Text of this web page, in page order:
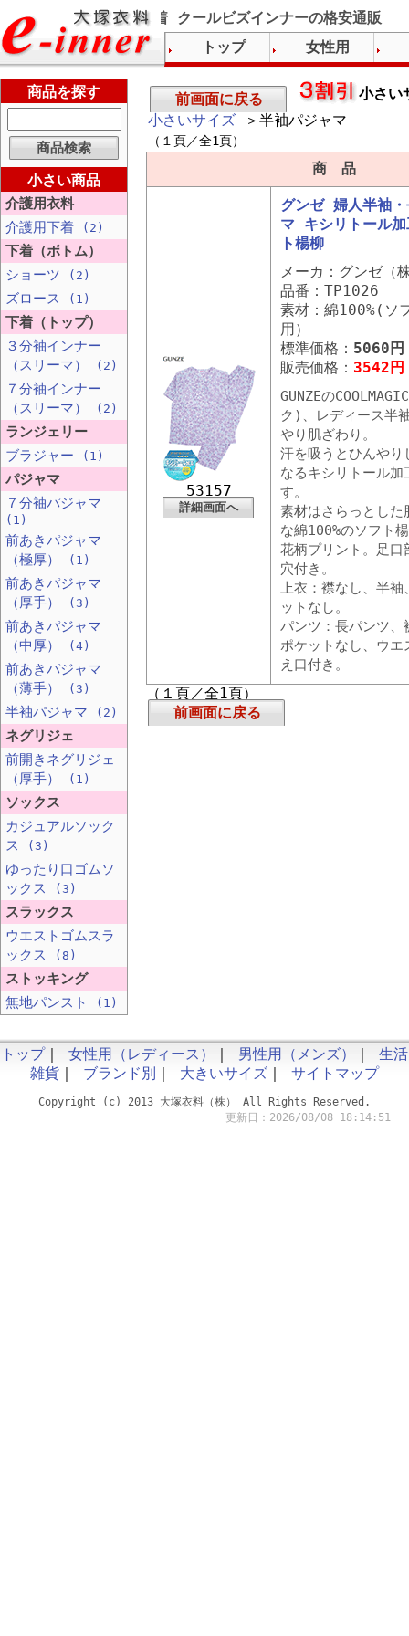
グンゼ下着 涼感下着 クールビズインナーの格安通販
前画面に戻る
小さい
小さいサイズ ＞半袖パジャマ
（１頁／全1頁）
商 品
53157
詳細画面へ
グンゼ 婦人半袖
マ キシリトール
ト楊柳
メーカ：グンゼ（
品番：TP1026
素材：綿100%(ソ
用）
標準価格： 5060円
販売価格： 3542円
GUNZEの
ク)、レディース半
やり肌ざわり。
汗を吸うとひんやり
なるキシリトール加
す。
素材はさらっとした
な綿100%のソフト
花柄プリント。足口
穴付き。
上衣：襟なし、半袖
ットなし。
パンツ：長パンツ、
ポケットなし、ウエ
え口付き。
（１頁／全1頁）
前画面に戻る
商品を探す
小さい商品
介護用衣料
介護用下着
(2)
下着（ボトム）
ショーツ
(2)
ズロース (1)
下着（トップ）
３分袖インナー
（スリーマ）
(2)
７分袖インナー
（スリーマ）
(2)
ランジェリー
ブラジャー
(1)
パジャマ
７分袖パジャマ
(1)
前あきパジャマ
（極厚）
(1)
前あきパジャマ
（厚手）
(3)
前あきパジャマ
（中厚）
(4)
前あきパジャマ
（薄手）
(3)
半袖パジャマ (2)
ネグリジェ
前開きネグリジェ
（厚手）
(1)
ソックス
カジュアルソック
ス
(3)
ゆったり口ゴムソ
ックス
(3)
スラックス
ウエストゴムスラ
ックス
(8)
ストッキング
無地パンスト
(1)
トップ 女性用
トップ｜ 女性用（レディース） ｜ 男性用（メンズ） ｜ 生活
雑貨 ｜ ブランド別 ｜ 大きいサイズ ｜ サイトマップ
Copyright (c) 2013 大塚衣料（株） All Rights Reserved.
更新日：2026/08/08 18:14:51